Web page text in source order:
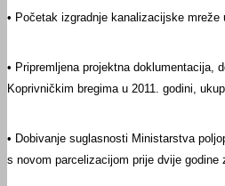
• Početak izgradnje kanalizacijske
• Pripremljena projektna doklumentacija,
Koprivničkim bregima u 2011. godini,
• Dobivanje suglasnosti Ministarstva
s novom parcelizacijom prije dvije